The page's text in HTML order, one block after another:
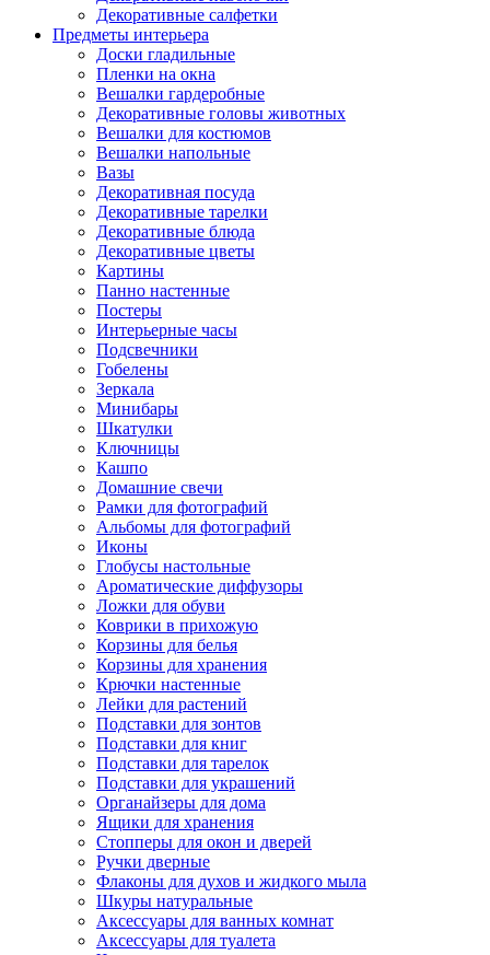
Декоративные салфетки
Предметы интерьера
Доски гладильные
Пленки на окна
Вешалки гардеробные
Декоративные головы животных
Вешалки для костюмов
Вешалки напольные
Вазы
Декоративная посуда
Декоративные тарелки
Декоративные блюда
Декоративные цветы
Картины
Панно настенные
Постеры
Интерьерные часы
Подсвечники
Гобелены
Зеркала
Минибары
Шкатулки
Ключницы
Кашпо
Домашние свечи
Рамки для фотографий
Альбомы для фотографий
Иконы
Глобусы настольные
Ароматические диффузоры
Ложки для обуви
Коврики в прихожую
Корзины для белья
Корзины для хранения
Крючки настенные
Лейки для растений
Подставки для зонтов
Подставки для книг
Подставки для тарелок
Подставки для украшений
Органайзеры для дома
Ящики для хранения
Стопперы для окон и дверей
Ручки дверные
Флаконы для духов и жидкого мыла
Шкуры натуральные
Аксессуары для ванных комнат
Аксессуары для туалета